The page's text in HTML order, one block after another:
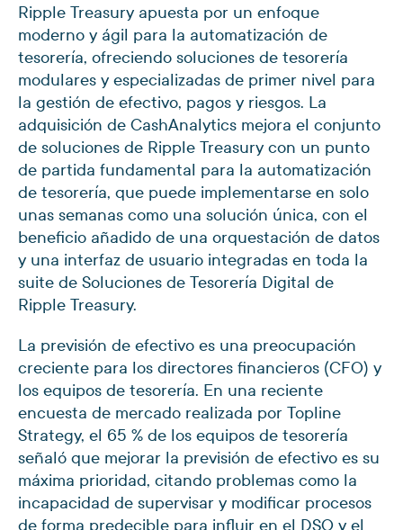
Ripple Treasury apuesta por un enfoque
moderno y ágil para la automatización de
tesorería, ofreciendo soluciones de tesorería
modulares y especializadas de primer nivel para
la gestión de efectivo, pagos y riesgos. La
adquisición de CashAnalytics mejora el conjunto
de soluciones de Ripple Treasury con un punto
de partida fundamental para la automatización
de tesorería, que puede implementarse en solo
unas semanas como una solución única, con el
beneficio añadido de una orquestación de datos
y una interfaz de usuario integradas en toda la
suite de Soluciones de Tesorería Digital de
Ripple Treasury.
La previsión de efectivo es una preocupación
creciente para los directores financieros (CFO) y
los equipos de tesorería. En una reciente
encuesta de mercado realizada por Topline
Strategy, el 65 % de los equipos de tesorería
señaló que mejorar la previsión de efectivo es su
máxima prioridad, citando problemas como la
incapacidad de supervisar y modificar procesos
de forma predecible para influir en el DSO y el